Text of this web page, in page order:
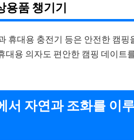
품 챙기기
휴대용 충전기 등은 안전한 캠핑
대용 의자도 편안한 캠핑 데이트
서 자연과 조화를 이